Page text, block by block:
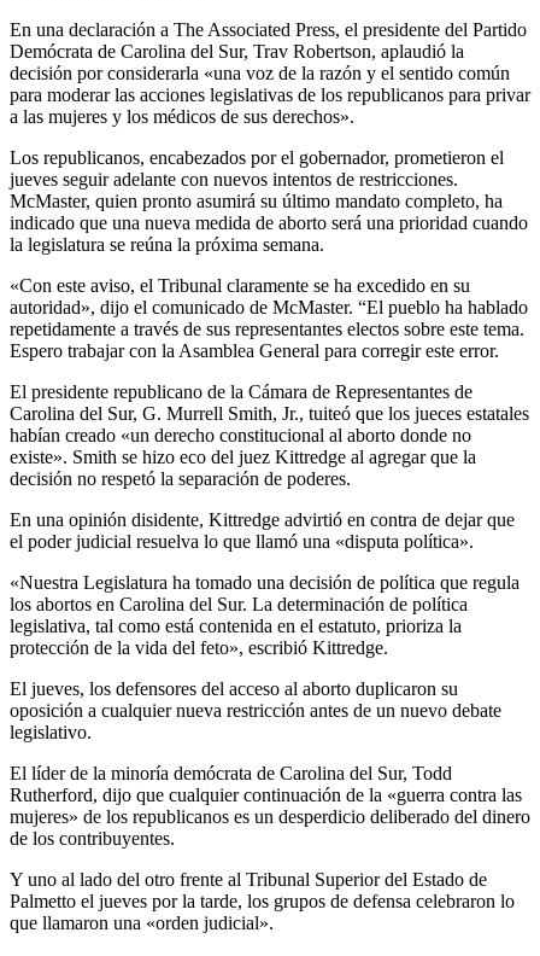
En una declaración a The Associated Press, el presidente del Partido
Demócrata de Carolina del Sur, Trav Robertson, aplaudió la
decisión por considerarla «una voz de la razón y el sentido común
para moderar las acciones legislativas de los republicanos para privar
a las mujeres y los médicos de sus derechos».
Los republicanos, encabezados por el gobernador, prometieron el
jueves seguir adelante con nuevos intentos de restricciones.
McMaster, quien pronto asumirá su último mandato completo, ha
indicado que una nueva medida de aborto será una prioridad cuando
la legislatura se reúna la próxima semana.
«Con este aviso, el Tribunal claramente se ha excedido en su
autoridad», dijo el comunicado de McMaster. “El pueblo ha hablado
repetidamente a través de sus representantes electos sobre este tema.
Espero trabajar con la Asamblea General para corregir este error.
El presidente republicano de la Cámara de Representantes de
Carolina del Sur, G. Murrell Smith, Jr., tuiteó que los jueces estatales
habían creado «un derecho constitucional al aborto donde no
existe». Smith se hizo eco del juez Kittredge al agregar que la
decisión no respetó la separación de poderes.
En una opinión disidente, Kittredge advirtió en contra de dejar que
el poder judicial resuelva lo que llamó una «disputa política».
«Nuestra Legislatura ha tomado una decisión de política que regula
los abortos en Carolina del Sur. La determinación de política
legislativa, tal como está contenida en el estatuto, prioriza la
protección de la vida del feto», escribió Kittredge.
El jueves, los defensores del acceso al aborto duplicaron su
oposición a cualquier nueva restricción antes de un nuevo debate
legislativo.
El líder de la minoría demócrata de Carolina del Sur, Todd
Rutherford, dijo que cualquier continuación de la «guerra contra las
mujeres» de los republicanos es un desperdicio deliberado del dinero
de los contribuyentes.
Y uno al lado del otro frente al Tribunal Superior del Estado de
Palmetto el jueves por la tarde, los grupos de defensa celebraron lo
que llamaron una «orden judicial».